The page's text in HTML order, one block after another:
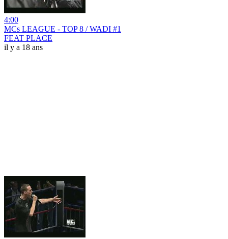
4:00
MCs LEAGUE - TOP 8 / WADI #1
FEAT PLACE
il y a 18 ans